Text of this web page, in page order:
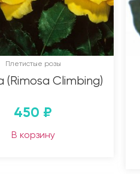
Плетистые розы
(Rimosa Climbing)
450 ₽
В корзину